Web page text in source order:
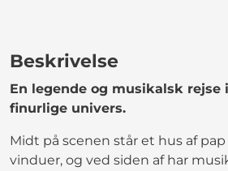
Beskrivelse
En legende og musikalsk rejse
finurlige univers.
Midt på scenen står et hus af
vinduer, og ved siden af har